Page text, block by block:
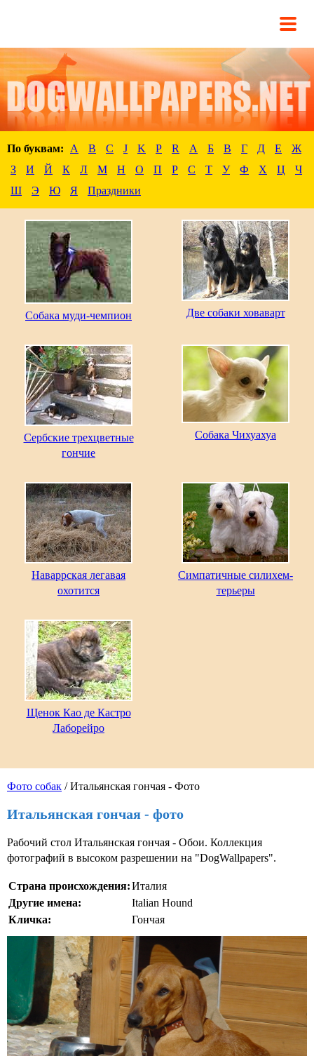
По буквам: A B C J K P R А Б В Г Д Е
Ж
З
И Й К Л М Н О П Р С Т У Ф Х Ц
Ч
Ш
Э Ю Я Праздники
Фото собак / Итальянская гончая - Фото
Итальянская гончая - фото
Рабочий стол Итальянская гончая - Обои. Коллекция
фотографий в высоком разрешении на "DogWallpapers".
Страна происхождения:Италия
Другие имена:
Italian Hound
Кличка:
Гончая
Собака муди-чемпион Две собаки ховаварт
Сербские трехцветные
гончие
Собака Чихуахуа
Наваррская легавая
охотится
Симпатичные силихем-
терьеры
Щенок Као де Кастро
Лаборейро